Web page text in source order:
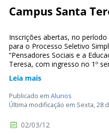
Campus Santa
Inscrições abertas, no
para o Processo Seletivo
“Pensadores Sociais e a
Teresa, com ingresso no 1º
Leia mais
Publicado em Alunos
Última modificação em Sexta, 28
02/03/12